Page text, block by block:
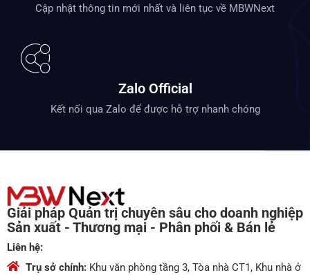
Cập nhật thông tin mới nhất và liên tục về MBWNext
Zalo Official
Kết nối qua Zalo để được hỗ trợ nhanh chóng
Giải pháp Quản trị chuyên sâu cho doanh nghiệp
Sản xuất - Thương mại - Phân phối & Bán lẻ
Liên hệ:
Trụ sở chính: Khu văn phòng tầng 3, Tòa nhà CT1, Khu nhà ở